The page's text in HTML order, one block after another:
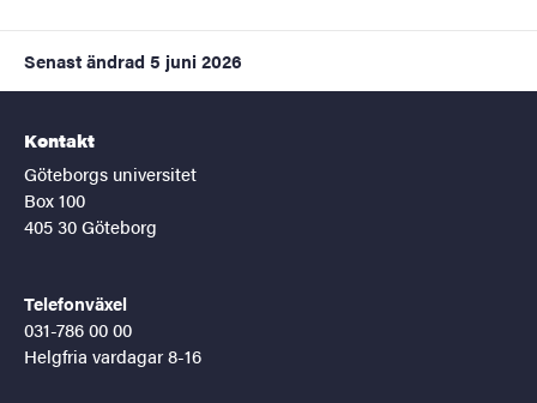
Senast ändrad 5 juni 2026
Kontakt
Göteborgs universitet
Box 100
405 30 Göteborg
Telefonväxel
031-786 00 00
Helgfria vardagar 8-16